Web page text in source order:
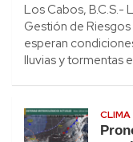
Los Cabos, B.C.S.-
Gestión de
esperan
lluvias y tormentas
CLIMA